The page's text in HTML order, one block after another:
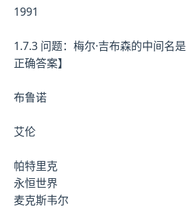
1991
1.7.3 问题：梅尔·吉布森的中间名
正确答案】
布鲁诺
艾伦
帕特里克
永恒世界
麦克斯韦尔